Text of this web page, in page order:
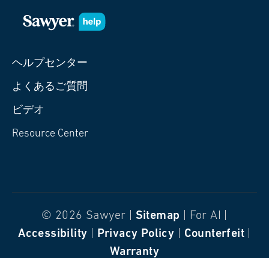
ヘルプセンター
よくあるご質問
ビデオ
Resource Center
© 2026 Sawyer | Sitemap | For AI |
Accessibility
Privacy Policy Counterfeit|
Warranty